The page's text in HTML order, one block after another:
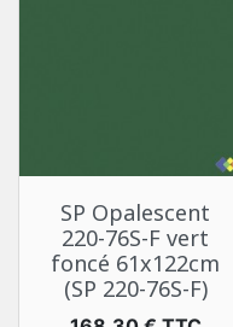
SP Opalescent
220-76S-F vert
foncé 61x122cm
(SP 220-76S-F)